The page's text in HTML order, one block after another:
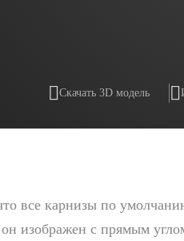
Скачать 3D модель
все карнизы по
изображен с прямым